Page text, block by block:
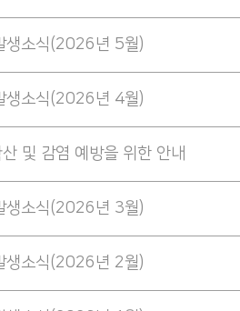
생소식(2026년 5월)
생소식(2026년 4월)
및 감염 예방을 위한 안내
생소식(2026년 3월)
생소식(2026년 2월)